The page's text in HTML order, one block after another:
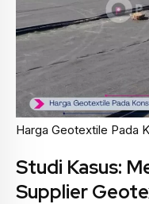
Harga Geotextile Pada
Studi Kasus:
Supplier